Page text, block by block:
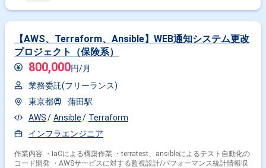
【AWS、Terraform、Ansible】WEB通知システム更改
プロジェクト（保険系）
800,000円/月
業務委託(フリーランス)
東京都
蒲田駅
AWS
Ansible
Terraform
インフラエンジニア
作業内容 ・IaCによる構築作業 ・terratest、ansibleによるテスト自動化の
コード開発 ・AWSサービスに対する監視設計/パフォーマンス統計情報収